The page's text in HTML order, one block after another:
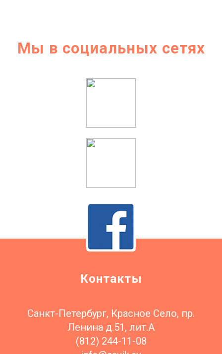
Мы в социальных сетях
Контакты
Санкт-Петербург, Красное Село, пр.
Ленина д.51, лит.А
(812) 244-11-08